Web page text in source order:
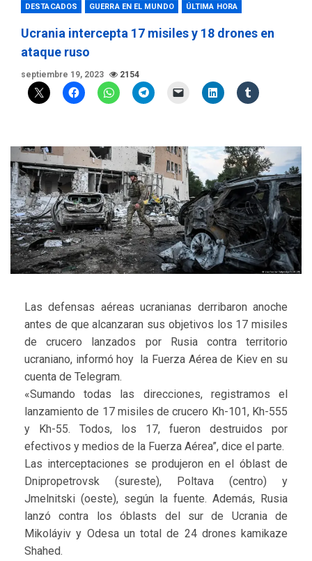
DESTACADOS GUERRA EN EL MUNDO ÚLTIMA HORA
Ucrania intercepta 17 misiles y 18 drones en
ataque ruso
septiembre 19, 2023 2154
Las defensas aéreas ucranianas derribaron anoche
antes de que alcanzaran sus objetivos los 17 misiles
de crucero lanzados por Rusia contra territorio
ucraniano, informó hoy la Fuerza Aérea de Kiev en su
cuenta de Telegram.
«Sumando todas las direcciones, registramos el
lanzamiento de 17 misiles de crucero Kh-101, Kh-555
y Kh-55. Todos, los 17, fueron destruidos por
efectivos y medios de la Fuerza Aérea”, dice el parte.
Las interceptaciones se produjeron en el óblast de
Dnipropetrovsk (sureste), Poltava (centro) y
Jmelnitski (oeste), según la fuente. Además, Rusia
lanzó contra los óblasts del sur de Ucrania de
Mikoláyiv y Odesa un total de 24 drones kamikaze
Shahed.